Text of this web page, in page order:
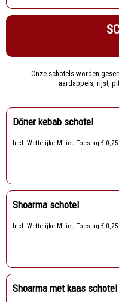
Onze schotels worden
aardappels, rijst,
Döner kebab schotel
Incl. Wettelijke Milieu Toeslag € 0,25
Shoarma schotel
Incl. Wettelijke Milieu Toeslag € 0,25
Shoarma met kaas schotel